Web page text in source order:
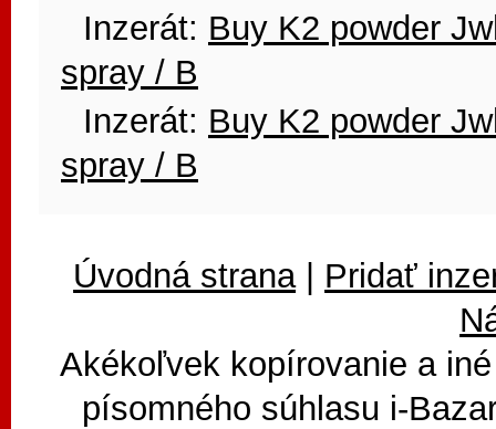
Inzerát: Buy K2 powder
spray / B
Inzerát: Buy K2 powder
spray / B
Úvodná strana| Pridať
Akékoľvek kopírovanie a
písomného súhlasu i-